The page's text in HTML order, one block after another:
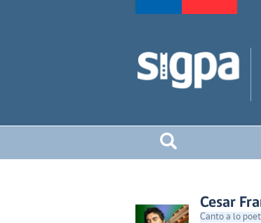
Cesar
Canto a lo